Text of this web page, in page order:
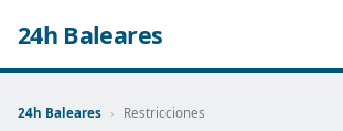
24h Baleares
24h Baleares › Restricciones